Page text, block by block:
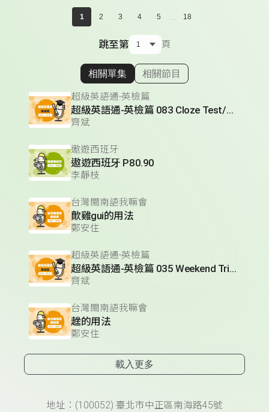
1 2 3 4 5 ... 18
跳至第 頁
顯示相關單集
相關單集 相關節目
超級英語通-英檢篇
超級英語通-英檢篇 083 Cloze Test/段落填空-13
齊斌
遨遊西班牙
遨遊西班牙 P80.90
李靜枝
台灣閩南語我嘛會
歕雞gui的用法
鄭安住
超級英語通-英檢篇
超級英語通-英檢篇 035 Weekend Trip- 週末旅遊
齊斌
台灣閩南語我嘛會
趖的用法
鄭安住
載入更多
頁尾資訊地址：(100052) 臺北市中正區南海路45號